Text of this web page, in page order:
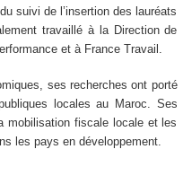
suivi de l’insertion des lauréats
travaillé à la Direction de
et à France Travail.
ses recherches ont porté
locales au Maroc. Ses
mobilisation fiscale locale et les
les pays en développement.